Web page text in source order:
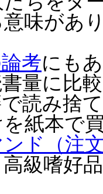
味があ
考にも
量に比
読み捨
紙本で
ド（注
級嗜好